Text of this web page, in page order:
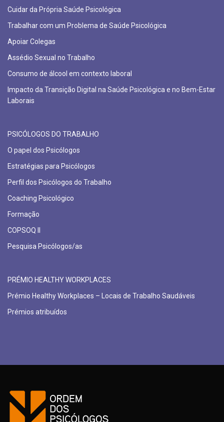
Cuidar da Própria Saúde Psicológica
Trabalhar com um Problema de Saúde Psicológica
Apoiar Colegas
Assédio Sexual no Trabalho
Consumo de álcool em contexto laboral
Impacto da Transição Digital na Saúde Psicológica e no Bem-Estar
Laborais
PSICÓLOGOS DO TRABALHO
O papel dos Psicólogos
Estratégias para Psicólogos
Perfil dos Psicólogos do Trabalho
Coaching Psicológico
Formação
COPSOQ II
Pesquisa Psicólogos/as
PRÉMIO HEALTHY WORKPLACES
Prémio Healthy Workplaces – Locais de Trabalho Saudáveis
Prémios atribuídos